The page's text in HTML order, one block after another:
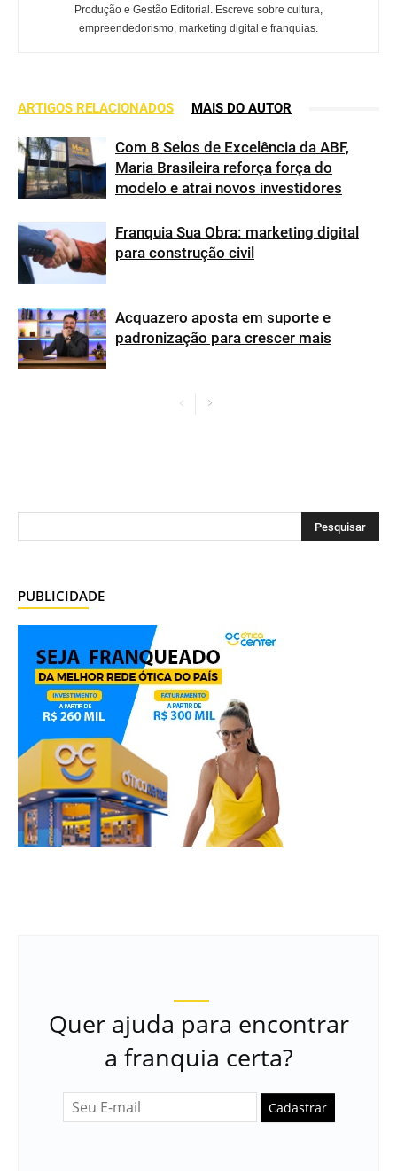
Produção e Gestão Editorial. Escreve sobre cultura,
empreendedorismo, marketing digital e franquias.
ARTIGOS RELACIONADOS MAIS DO AUTOR
Com 8 Selos de Excelência da ABF,
Maria Brasileira reforça força do
modelo e atrai novos investidores
Franquia Sua Obra: marketing digital
para construção civil
Acquazero aposta em suporte e
padronização para crescer mais
PUBLICIDADE
Quer ajuda para encontrar
a franquia certa?
Cadastrar